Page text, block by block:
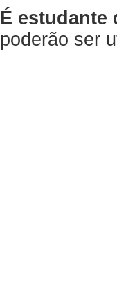
É estudante
poderão ser